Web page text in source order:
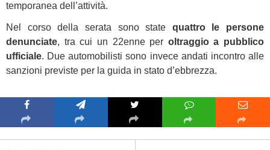
temporanea dell’attività.
Nel corso della serata sono state quattro le persone
denunciate, tra cui un 22enne per oltraggio a pubblico
ufficiale. Due automobilisti sono invece andati incontro alle
sanzioni previste per la guida in stato d’ebbrezza.